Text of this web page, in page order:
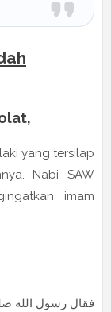
yang tersilap
Nabi SAW
imam
فقال رسول الله